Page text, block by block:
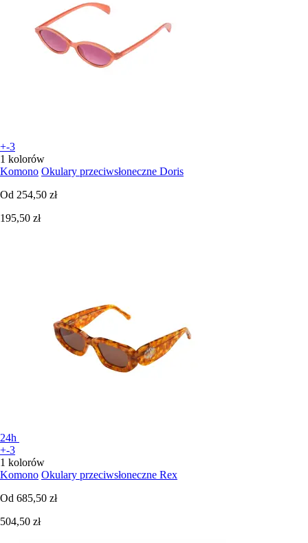
+-3
1 kolorów
Komono Okulary przeciwsłoneczne Doris
Od 254,50 zł
195,50 zł
24h
+-3
1 kolorów
Komono Okulary przeciwsłoneczne Rex
Od 685,50 zł
504,50 zł